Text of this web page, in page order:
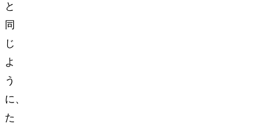
と
同
じ
よ
う
に、
た